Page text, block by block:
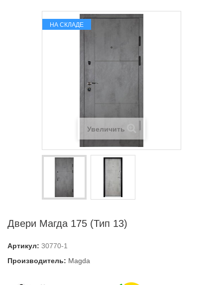
НА СКЛАДЕ
Увеличить
Двери Магда 175 (Тип 13)
Артикул: 30770-1
Производитель: Magda